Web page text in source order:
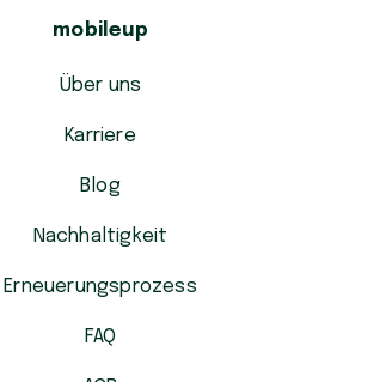
mobileup
Über uns
Karriere
Blog
Nachhaltigkeit
Erneuerungsprozess
FAQ